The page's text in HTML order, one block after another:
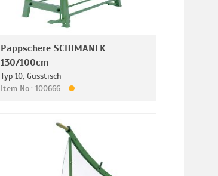
Pappschere SCHIMANEK
130/100cm
Typ 10, Gusstisch
Item No.: 100666